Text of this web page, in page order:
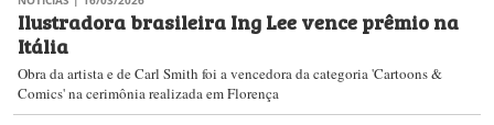
Ilustradora brasileira Ing Lee vence prêmio na
Itália
Obra da artista e de Carl Smith foi a vencedora da categoria 'Cartoons &
Comics' na cerimônia realizada em Florença